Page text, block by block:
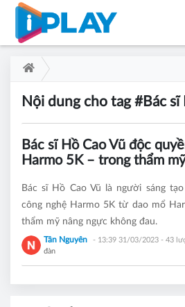
Nội dung cho tag #Bác sĩ
Bác sĩ Hồ Cao Vũ độc
Harmo 5K – trong thẩm
Bác sĩ Hồ Cao Vũ là người sáng
công nghệ Harmo 5K từ dao mổ
thẩm mỹ nâng ngực không đau.
Tân Nguyên - 13:39 31/03/2023- 43
đàn